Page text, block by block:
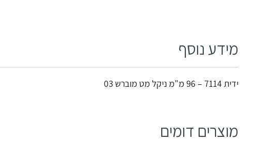
מידע נוסף
ידית 7114 – 96 מ"מ ניקל מט מוברש 03
מוצרים דומים